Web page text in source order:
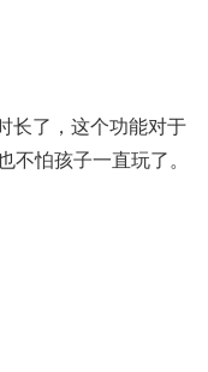
长了，这个功能对于
不怕孩子一直玩了。